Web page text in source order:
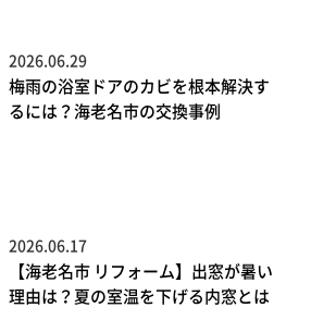
2026.06.29
梅雨の浴室ドアのカビを根本解決す
るには？海老名市の交換事例
2026.06.17
【海老名市 リフォーム】出窓が暑い
理由は？夏の室温を下げる内窓とは